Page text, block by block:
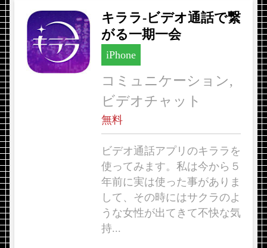
キララ-ビデオ通話で繋
がる一期一会
iPhone
コミュニケーション,
ビデオチャット
無料
ビデオ通話アプリのキララを
使ってみます。私は今から５
年前に実は使った事がありま
して、その時にはサクラのよ
うな女性が出てきて不快な気
持...